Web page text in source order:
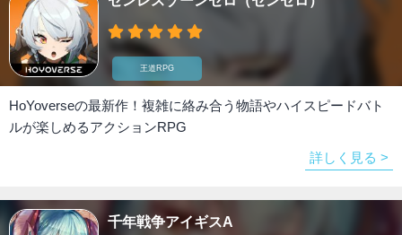
王道RPG
HoYoverseの最新作！複雑に絡み合う物語やハイスピードバト
ルが楽しめるアクションRPG
詳しく見る >
千年戦争アイギスA